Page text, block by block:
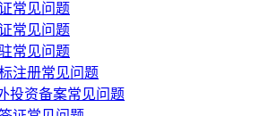
常见问题
常见问题
常见问题
注册常见问题
投资备案常见问题